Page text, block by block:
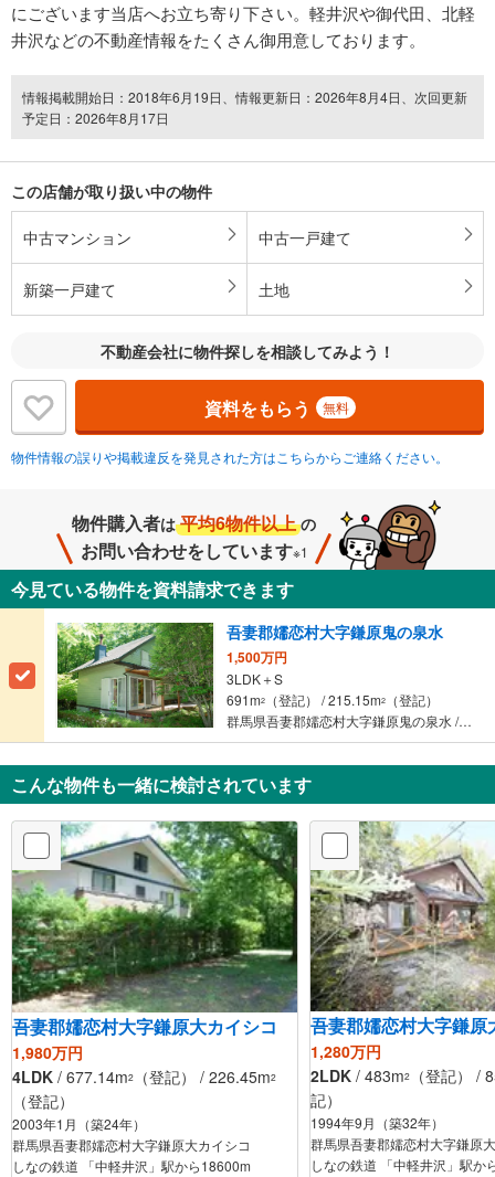
にございます当店へお立ち寄り下さい。軽井沢や御代田、北軽
井沢などの不動産情報をたくさん御用意しております。
情報掲載開始日：2018年6月19日、情報更新日：2026年8月4日、次回更新
予定日：2026年8月17日
この店舗が取り扱い中の物件
中古マンション 中古一戸建て
新築一戸建て 土地
不動産会社に物件探しを相談してみよう！
資料をもらう 無料
物件情報の誤りや掲載違反を発見された方はこちらからご連絡ください。
物件購入者は 平均6物件以上 の
お問い合わせをしています※1
今見ている物件を資料請求できます
吾妻郡嬬恋村大字鎌原鬼の泉水
1,500万円
3LDK＋S
691m2 （登記） / 215.15m2
（登記）
群馬県吾妻郡嬬恋村大字鎌原鬼の泉水 / しなの鉄道 「中軽井沢」駅から19000m
こんな物件も一緒に検討されています
吾妻郡嬬恋村大字鎌原大カイシコ
1,980万円
4LDK / 677.14m2 （登記） / 226.45m2
（登記）
2003年1月（築24年）
群馬県吾妻郡嬬恋村大字鎌原大カイシコ
しなの鉄道 「中軽井沢」駅から18600m
吾妻郡嬬恋村大字鎌原
1,280万円
2LDK / 483m2
（登記） /
記）
1994年9月（築32年）
群馬県吾妻郡嬬恋村大字鎌原
しなの鉄道 「中軽井沢」駅か